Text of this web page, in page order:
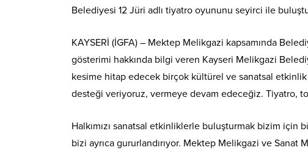
Belediyesi 12 Jüri adlı tiyatro oyununu seyirci ile
KAYSERİ (İGFA) – Mektep Melikgazi kapsamında
gösterimi hakkında bilgi veren Kayseri Melikgazi
kesime hitap edecek birçok kültürel ve sanatsal
desteği veriyoruz, vermeye devam edeceğiz. Tiyatro,
Halkımızı sanatsal etkinliklerle buluşturmak bizim
bizi ayrıca gururlandırıyor. Mektep Melikgazi ve